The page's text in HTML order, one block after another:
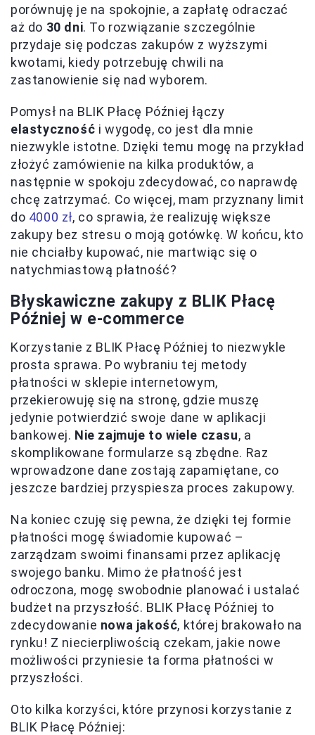
porównuję je na spokojnie, a zapłatę odraczać
aż do 30 dni. To rozwiązanie szczególnie
przydaje się podczas zakupów z wyższymi
kwotami, kiedy potrzebuję chwili na
zastanowienie się nad wyborem.
Pomysł na BLIK Płacę Później łączy
elastyczność i wygodę, co jest dla mnie
niezwykle istotne. Dzięki temu mogę na przykład
złożyć zamówienie na kilka produktów, a
następnie w spokoju zdecydować, co naprawdę
chcę zatrzymać. Co więcej, mam przyznany limit
do 4000 zł, co sprawia, że realizuję większe
zakupy bez stresu o moją gotówkę. W końcu, kto
nie chciałby kupować, nie martwiąc się o
natychmiastową płatność?
Błyskawiczne zakupy z BLIK Płacę
Później w e-commerce
Korzystanie z BLIK Płacę Później to niezwykle
prosta sprawa. Po wybraniu tej metody
płatności w sklepie internetowym,
przekierowuję się na stronę, gdzie muszę
jedynie potwierdzić swoje dane w aplikacji
bankowej. Nie zajmuje to wiele czasu, a
skomplikowane formularze są zbędne. Raz
wprowadzone dane zostają zapamiętane, co
jeszcze bardziej przyspiesza proces zakupowy.
Na koniec czuję się pewna, że dzięki tej formie
płatności mogę świadomie kupować –
zarządzam swoimi finansami przez aplikację
swojego banku. Mimo że płatność jest
odroczona, mogę swobodnie planować i ustalać
budżet na przyszłość. BLIK Płacę Później to
zdecydowanie nowa jakość, której brakowało na
rynku! Z niecierpliwością czekam, jakie nowe
możliwości przyniesie ta forma płatności w
przyszłości.
Oto kilka korzyści, które przynosi korzystanie z
BLIK Płacę Później: